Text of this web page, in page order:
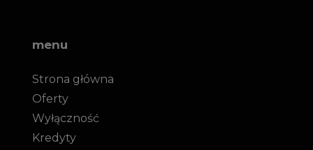
menu
Strona główna
Oferty
Wyłączność
Kredyty